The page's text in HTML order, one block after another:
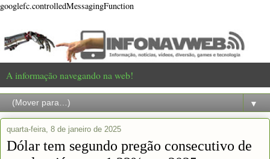
googlefc.controlledMessagingFunction
A informação navegando na web!
▼
quarta-feira, 8 de janeiro de 2025
Dólar tem segundo pregão consecutivo de